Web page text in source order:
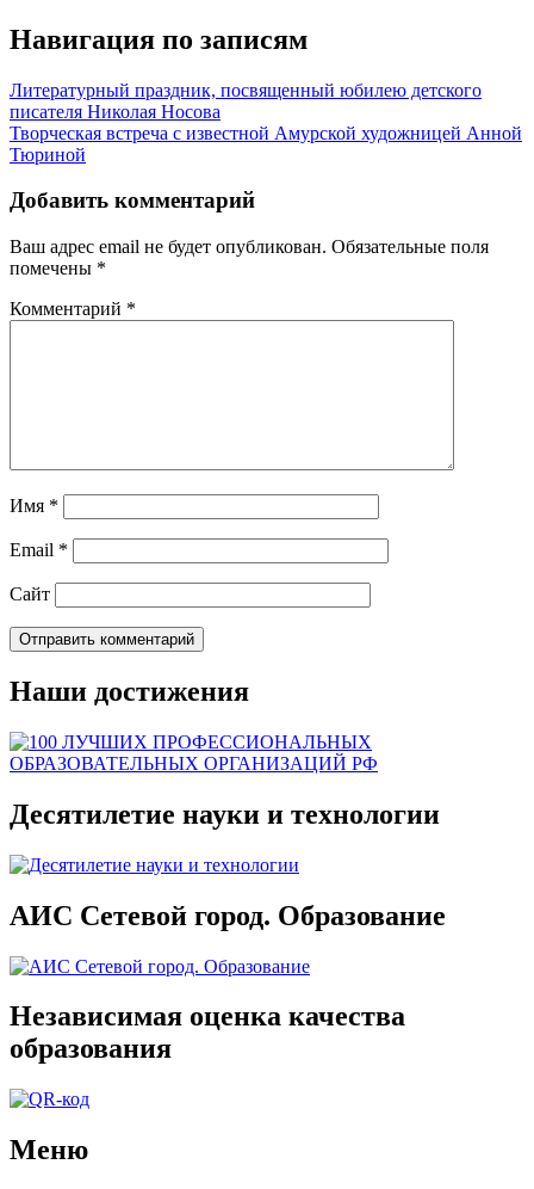
Навигация по записям
Литературный праздник, посвященный юбилею детского
писателя Николая Носова
Творческая встреча с известной Амурской художницей Анной
Тюриной
Добавить комментарий
Ваш адрес email не будет опубликован. Обязательные поля
помечены *
Комментарий *
Имя *
Email *
Сайт
Наши достижения
Десятилетие науки и технологии
АИС Сетевой город. Образование
Независимая оценка качества
образования
Меню